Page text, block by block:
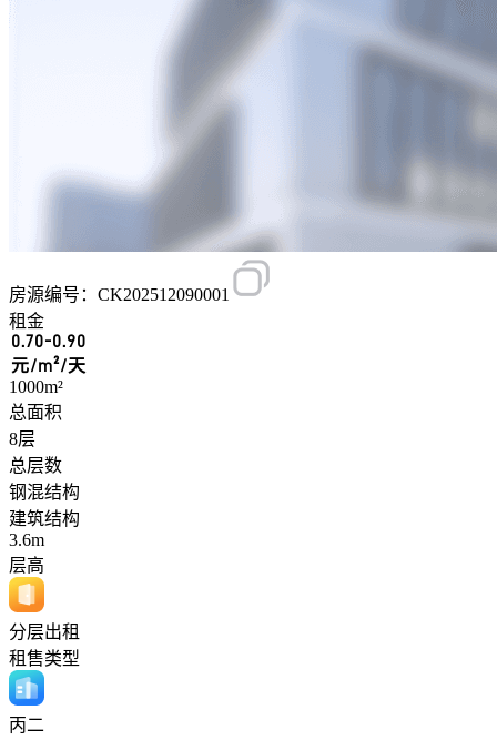
房源编号：CK202512090001
租金
0.70-0.90
元/m²/天
1000m²
总面积
8层
总层数
钢混结构
建筑结构
3.6m
层高
分层出租
租售类型
丙二